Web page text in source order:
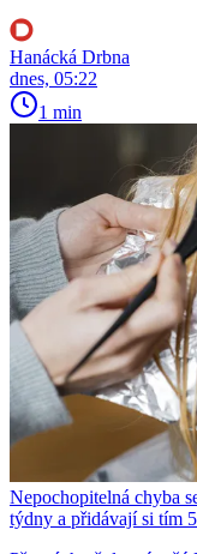
Hanácká Drbna
dnes, 05:22
1 min
Nepochopitelná chyba
týdny a přidávají si tím